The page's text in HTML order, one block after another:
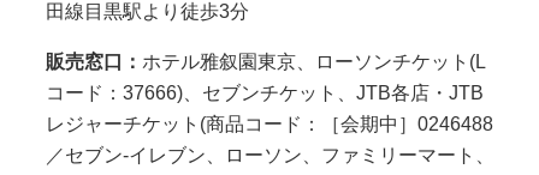
田線目黒駅より徒歩3分
販売窓口： ホテル雅叙園東京、ローソンチケット(L
コード：37666)、セブンチケット、JTB各店・JTB
レジャーチケット(商品コード：［会期中］0246488
／セブン-イレブン、ローソン、ファミリーマート、